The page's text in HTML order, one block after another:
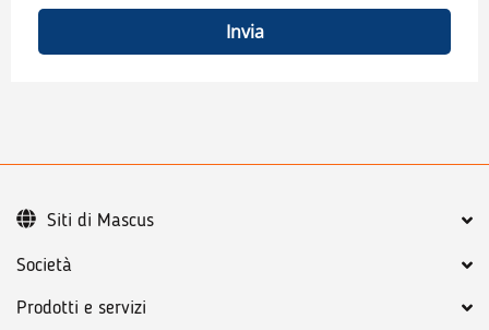
Invia
Società
Prodotti e servizi
Siti di Mascus